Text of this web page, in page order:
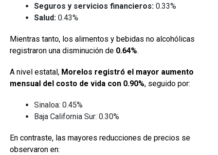
Seguros y servicios financieros: 0.33%
Salud: 0.43%
Mientras tanto, los alimentos y bebidas no alcohólicas
registraron una disminución de 0.64%.
A nivel estatal, Morelos registró el mayor aumento
mensual del costo de vida con 0.90%, seguido por:
Sinaloa: 0.45%
Baja California Sur: 0.30%
En contraste, las mayores reducciones de precios se
observaron en: